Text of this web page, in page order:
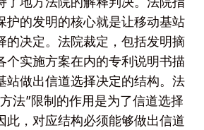
护的发明的核心就是让移动基站
的决定。法院裁定，包括发明摘
个实施方案在内的专利说明书描
站做出信道选择决定的结构。法
法”限制的作用是为了信道选择
此，对应结构必须能够做出信道